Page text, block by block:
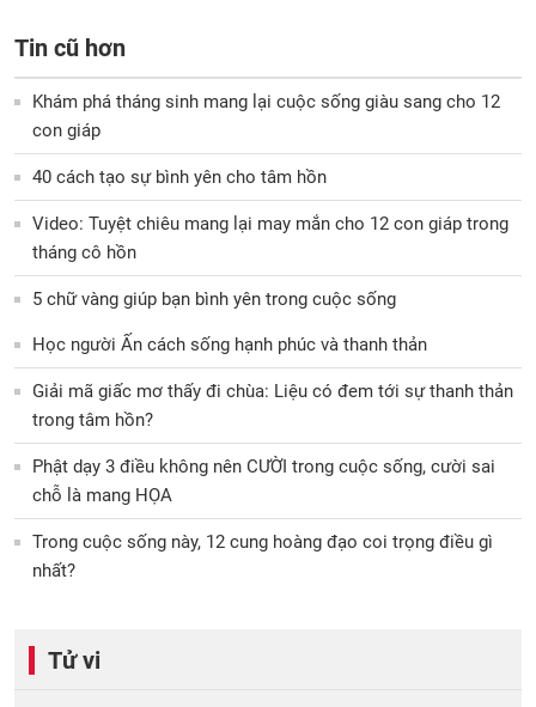
Tin cũ hơn
Khám phá tháng sinh mang lại cuộc sống giàu sang cho 12
con giáp
40 cách tạo sự bình yên cho tâm hồn
Video: Tuyệt chiêu mang lại may mắn cho 12 con giáp trong
tháng cô hồn
5 chữ vàng giúp bạn bình yên trong cuộc sống
Học người Ấn cách sống hạnh phúc và thanh thản
Giải mã giấc mơ thấy đi chùa: Liệu có đem tới sự thanh thản
trong tâm hồn?
Phật dạy 3 điều không nên CƯỜI trong cuộc sống, cười sai
chỗ là mang HỌA
Trong cuộc sống này, 12 cung hoàng đạo coi trọng điều gì
nhất?
Tử vi